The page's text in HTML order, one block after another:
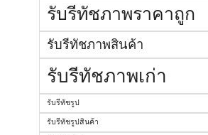
รับรีทัชภาพราคาถูก
รับรีทัชภาพสินค้า
รับรีทัชภาพเก่า
รับรีทัชรูป
รับรีทัชรูปสินค้า